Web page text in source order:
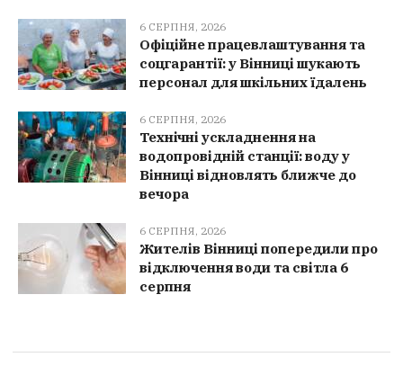
6 СЕРПНЯ, 2026
Офіційне працевлаштування та
соцгарантії: у Вінниці шукають
персонал для шкільних їдалень
6 СЕРПНЯ, 2026
Технічні ускладнення на
водопровідній станції: воду у
Вінниці відновлять ближче до
вечора
6 СЕРПНЯ, 2026
Жителів Вінниці попередили про
відключення води та світла 6
серпня